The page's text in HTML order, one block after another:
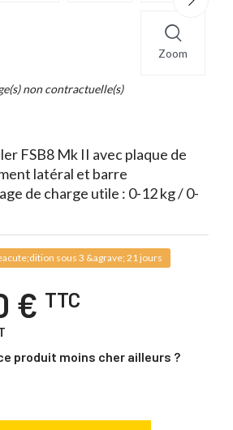
Zoom
non contractuelle(s)
FSB8 Mk II avec plaque de
latéral et barre
de charge utile : 0-12 kg / 0-
sous 3 &agrave; 21 jours
€ TTC
produit moins cher ailleurs ?